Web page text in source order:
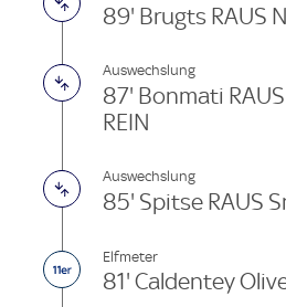
89' Brugts RAUS
Auswechslung
87' Bonmati
REIN
Auswechslung
85' Spitse RAUS
Elfmeter
81' Caldentey